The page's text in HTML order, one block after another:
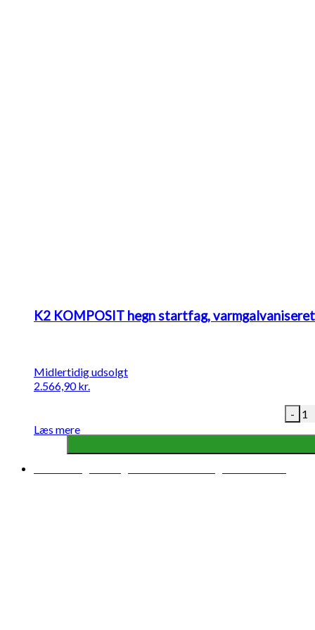
K2 KOMPOSIT hegn startfag,
Midlertidig udsolgt
2.566,90kr.
-
Læs mere